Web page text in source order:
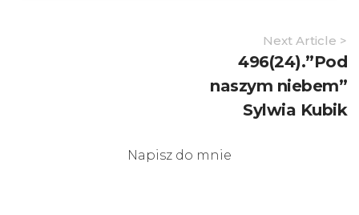
Next Article >
496(24).”Pod
naszym niebem”
Sylwia Kubik
Napisz do mnie